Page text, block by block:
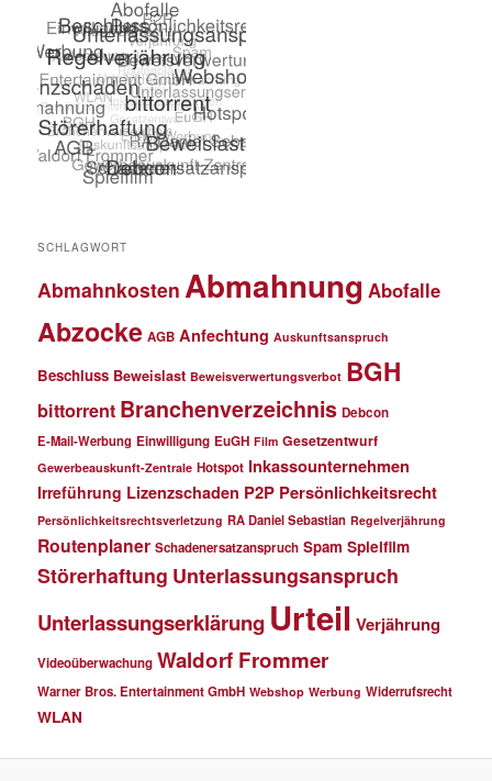
SCHLAGWORT
Abmahnkosten Abmahnung Abofalle
Abzocke AGB Anfechtung Auskunftsanspruch
Beschluss Beweislast Beweisverwertungsverbot BGH
bittorrent Branchenverzeichnis Debcon
E-Mail-Werbung Einwilligung EuGH Film Gesetzentwurf
Gewerbeauskunft-Zentrale Hotspot Inkassounternehmen
Irreführung Lizenzschaden P2P Persönlichkeitsrecht
Persönlichkeitsrechtsverletzung RA Daniel Sebastian Regelverjährung
Routenplaner Schadenersatzanspruch Spam Spielfilm
Störerhaftung Unterlassungsanspruch
Unterlassungserklärung Urteil Verjährung
Videoüberwachung Waldorf Frommer
Warner Bros. Entertainment GmbH Webshop Werbung Widerrufsrecht
WLAN